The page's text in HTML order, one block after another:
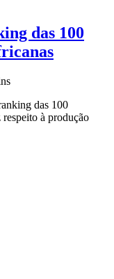
das 100
das 100
à produção